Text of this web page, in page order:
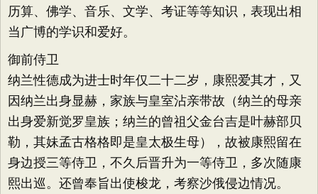
历算、佛学、音乐、文学、考证等等知识，表现出相
当广博的学识和爱好。
御前侍卫
纳兰性德成为进士时年仅二十二岁，康熙爱其才，又
因纳兰出身显赫，家族与皇室沾亲带故（纳兰的母亲
出身爱新觉罗皇族；纳兰的曾祖父金台吉是叶赫部贝
勒，其妹孟古格格即是皇太极生母），故被康熙留在
身边授三等侍卫，不久后晋升为一等侍卫，多次随康
熙出巡。还曾奉旨出使梭龙，考察沙俄侵边情况。